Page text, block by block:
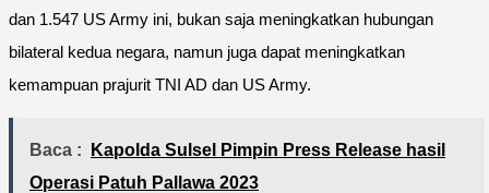
dan 1.547 US Army ini, bukan saja meningkatkan hubungan
bilateral kedua negara, namun juga dapat meningkatkan
kemampuan prajurit TNI AD dan US Army.
Baca :
Kapolda Sulsel Pimpin Press Release hasil
Operasi Patuh Pallawa 2023